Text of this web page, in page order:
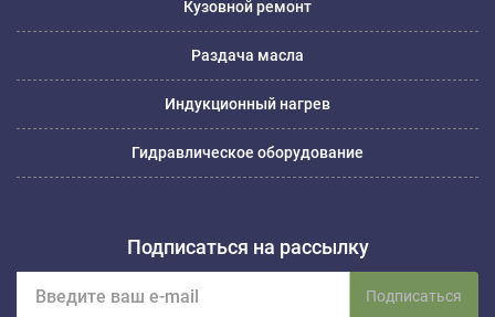
Кузовной ремонт
Раздача масла
Индукционный нагрев
Гидравлическое оборудование
Подписаться на рассылку
Подписаться